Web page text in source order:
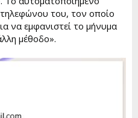
του, τον οποίο
να εμφανιστεί το μήνυμα
μέθοδο».